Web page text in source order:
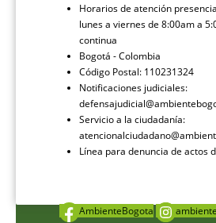
Horarios de atención
lunes a viernes de 8:00am a
continua
Bogotá - Colombia
Código Postal: 110231324
Notificaciones judiciales:
Servicio a la ciudadanía:
Línea para denuncia de actos
AmbienteBogota